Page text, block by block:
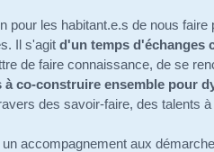
pour les habitant.e.s de nous faire
Il s'agit d'un temps d'échanges
de faire connaissance, de se
à co-construire ensemble pour
des savoir-faire, des talents à
accompagnement aux